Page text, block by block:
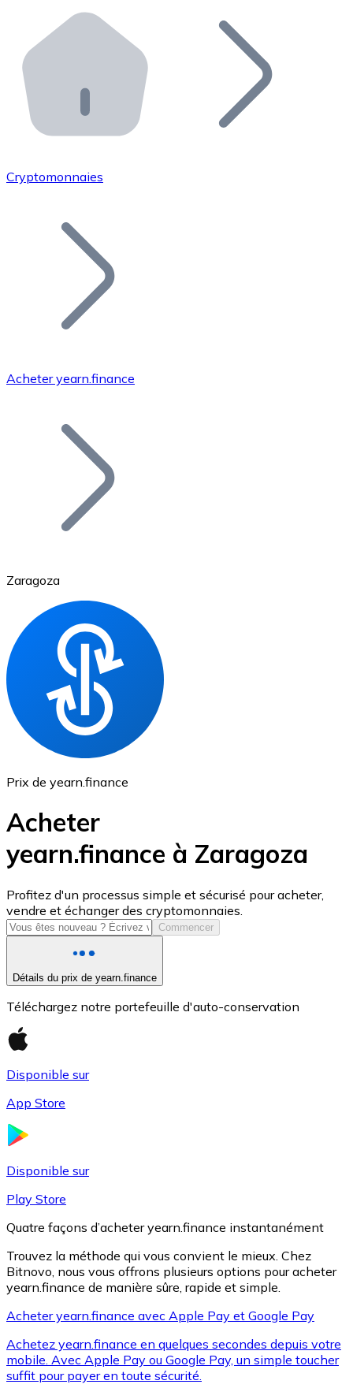
Distributeurs automatiques Bitnovo
Intégrez un ATM Bitnovo dans votre entreprise et
API Bitnovo
Intégrez notre API dans votre écosystème.
Rejoignez notre réseau de distributeurs et
Ajoutez le token de votre projet à notre service
Bitcoin
Ethereum
ETH
USD Coin
USDC
XRP
XRP
Cryptomonnaies
Acheter yearn.finance
Zaragoza
Prix de yearn.finance
Acheter
yearn.finance à Zaragoza
Profitez d'un processus simple et sécurisé pour acheter,
vendre et échanger des cryptomonnaies.
Commencer
Détails du prix de yearn.finance
Téléchargez notre portefeuille d'auto-conservation
Disponible sur
App Store
Disponible sur
Play Store
Quatre façons d’acheter yearn.finance instantanément
Trouvez la méthode qui vous convient le mieux. Chez
Bitnovo, nous vous offrons plusieurs options pour acheter
yearn.finance de manière sûre, rapide et simple.
Acheter yearn.finance avec Apple Pay et Google Pay
Achetez yearn.finance en quelques secondes depuis votre
mobile. Avec Apple Pay ou Google Pay, un simple toucher
suffit pour payer en toute sécurité.